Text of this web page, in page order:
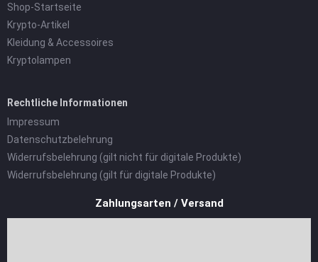
Shop-Startseite
Krypto-Artikel
Kleidung & Accessoires
Kryptolampen
Rechtliche Informationen
Impressum
Datenschutzbelehrung
Widerrufsbelehrung (gilt nicht für digitale Produkte)
Widerrufsbelehrung (gilt für digitale Produkte)
Zahlungsarten / Versand